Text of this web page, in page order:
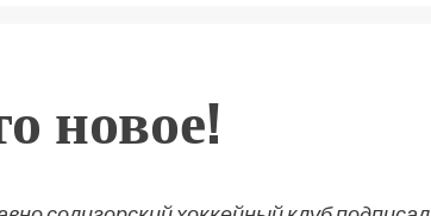
новое!